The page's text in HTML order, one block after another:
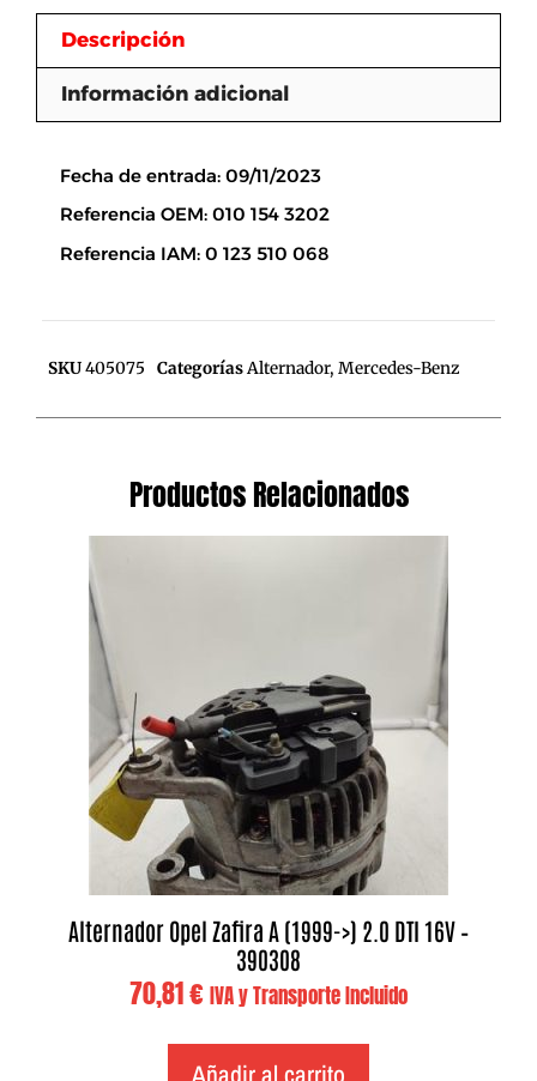
Descripción
Información adicional
Fecha de entrada: 09/11/2023
Referencia OEM: 010 154 3202
Referencia IAM: 0 123 510 068
SKU405075 CategoríasAlternador, Mercedes-Benz
Productos Relacionados
Alternador Opel Zafira A (1999->) 2.0 DTI 16V –
390308
70,81€ IVA y Transporte Incluido